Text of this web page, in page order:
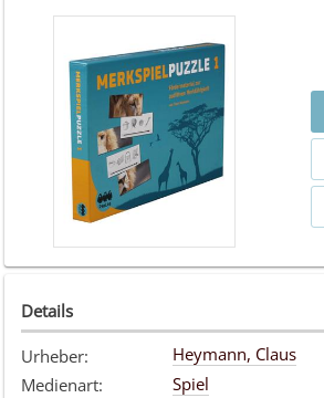
Details
Urheber:
Heymann, Claus
Medienart:
Spiel